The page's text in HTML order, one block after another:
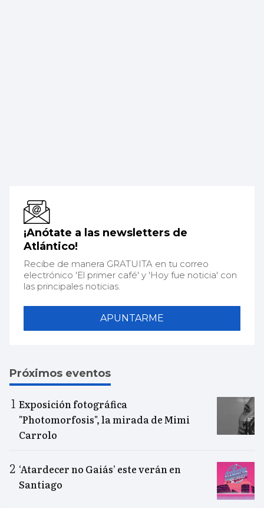
¡Anótate a las newsletters de
Atlántico!
Recibe de manera GRATUITA en tu correo
electrónico 'El primer café' y 'Hoy fue noticia' con
las principales noticias.
APUNTARME
Próximos eventos
Exposición fotográfica
"Photomorfosis", la mirada de Mimi
Carrolo
‘Atardecer no Gaiás’ este verán en
Santiago